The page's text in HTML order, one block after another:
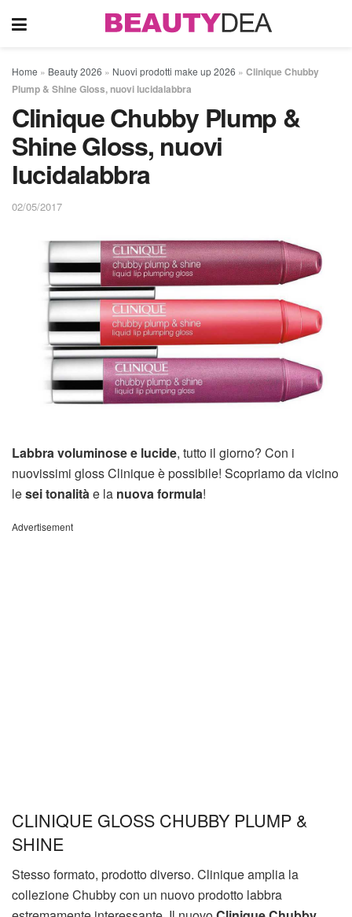
Home » Beauty 2026 » Nuovi prodotti make up 2026 » Clinique Chubby
Plump & Shine Gloss, nuovi lucidalabbra
Clinique Chubby Plump &
Shine Gloss, nuovi
lucidalabbra
02/05/2017
Labbra voluminose e lucide, tutto il giorno? Con i
nuovissimi gloss Clinique è possibile! Scopriamo da vicino
lesei tonalità e la nuova formula!
Advertisement
CLINIQUE GLOSS CHUBBY PLUMP &
SHINE
Stesso formato, prodotto diverso. Clinique amplia la
collezione Chubby con un nuovo prodotto labbra